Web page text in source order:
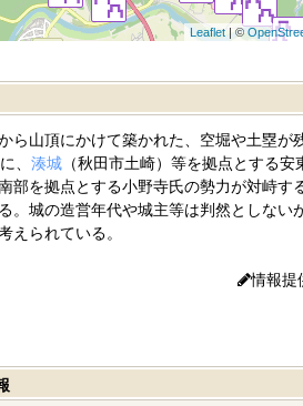
Leaflet| ©
ら山頂にかけて築かれた、空堀や土塁が
、 湊城（秋田市土崎）等を拠点とする安
部を拠点とする小野寺氏の勢力が対峙す
。城の造営年代や城主等は判然としない
えられている。
情報提